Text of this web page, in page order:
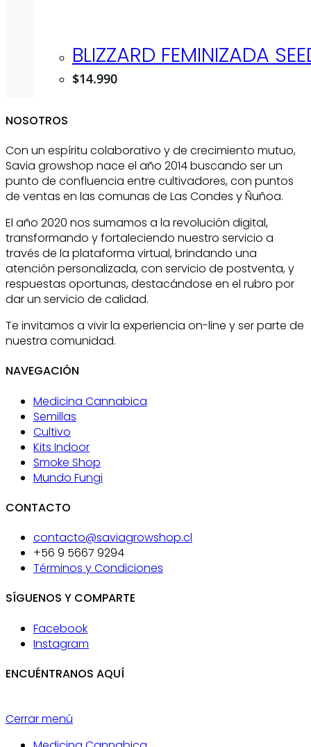
BLIZZARD FEMINIZADA
$14.990
NOSOTROS
Con un espíritu colaborativo y de crecimiento mutuo,
Savia growshop nace el año 2014 buscando ser un
punto de confluencia entre cultivadores, con puntos
de ventas en las comunas de Las Condes y Ñuñoa.
El año 2020 nos sumamos a la revolución digital,
transformando y fortaleciendo nuestro servicio a
través de la plataforma virtual, brindando una
atención personalizada, con servicio de postventa, y
respuestas oportunas, destacándose en el rubro por
dar un servicio de calidad.
Te invitamos a vivir la experiencia on-line y ser parte de
nuestra comunidad.
NAVEGACIÓN
Medicina Cannabica
Semillas
Cultivo
Kits Indoor
Smoke Shop
Mundo Fungi
CONTACTO
contacto@saviagrowshop.cl
+56 9 5667 9294
Términos y Condiciones
SÍGUENOS Y COMPARTE
Facebook
Instagram
ENCUÉNTRANOS AQUÍ
Cerrar menú